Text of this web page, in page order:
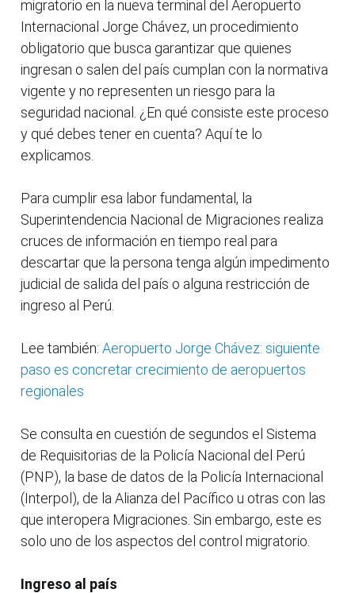
migratorio en la nueva terminal del Aeropuerto
Internacional Jorge Chávez, un procedimiento
obligatorio que busca garantizar que quienes
ingresan o salen del país cumplan con la normativa
vigente y no representen un riesgo para la
seguridad nacional. ¿En qué consiste este proceso
y qué debes tener en cuenta? Aquí te lo
explicamos.
Para cumplir esa labor fundamental, la
Superintendencia Nacional de Migraciones realiza
cruces de información en tiempo real para
descartar que la persona tenga algún impedimento
judicial de salida del país o alguna restricción de
ingreso al Perú.
Lee también: Aeropuerto Jorge Chávez: siguiente
paso es concretar crecimiento de aeropuertos
regionales
Se consulta en cuestión de segundos el Sistema
de Requisitorias de la Policía Nacional del Perú
(PNP), la base de datos de la Policía Internacional
(Interpol), de la Alianza del Pacífico u otras con las
que interopera Migraciones. Sin embargo, este es
solo uno de los aspectos del control migratorio.
Ingreso al país